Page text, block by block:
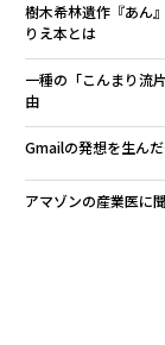
樹木希林遺作『あん
りえ本とは
一種の「こんまり流
由
Gmailの発想を生ん
アマゾンの産業医に